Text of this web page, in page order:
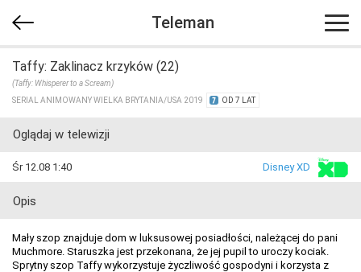
Teleman
Taffy: Zaklinacz krzyków (22)
(Taffy: Whisperer to a Scream)
SERIAL ANIMOWANY WIELKA BRYTANIA/​USA 2019
OD 7 LAT
Oglądaj w telewizji
Śr 12.08 1:40 Disney XD
Opis
Mały szop znajduje dom w luksusowej posiadłości, należącej do pani
Muchmore. Staruszka jest przekonana, że jej pupil to uroczy kociak.
Sprytny szop Taffy wykorzystuje życzliwość gospodyni i korzysta z